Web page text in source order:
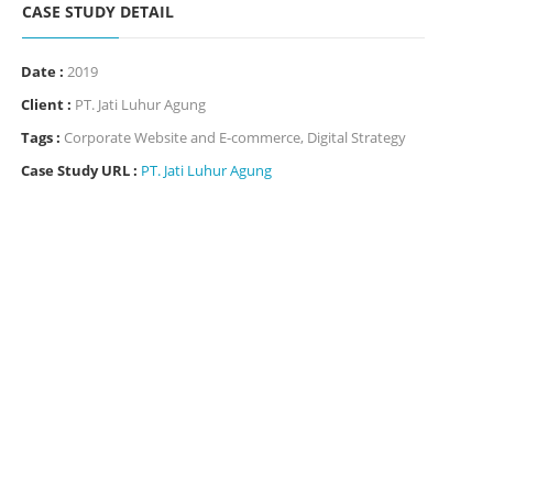
CASE STUDY DETAIL
Date :2019
Client : PT. Jati Luhur Agung
Tags : Corporate Website and E-commerce, Digital Strategy
Case Study URL : PT. Jati Luhur Agung